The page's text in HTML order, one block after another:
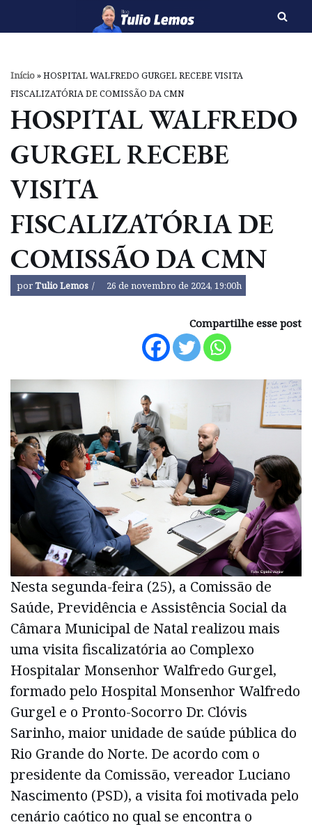
o
conteúdo
Início»HOSPITAL WALFREDO GURGEL RECEBE VISITA
FISCALIZATÓRIA DE COMISSÃO DA CMN
HOSPITAL WALFREDO
GURGEL RECEBE
VISITA
FISCALIZATÓRIA DE
COMISSÃO DA CMN
porTulio Lemos 26 de novembro de 2024, 19:00h
Compartilhe esse post
Nesta segunda-feira (25), a Comissão de
Saúde, Previdência e Assistência Social da
Câmara Municipal de Natal realizou mais
uma visita fiscalizatória ao Complexo
Hospitalar Monsenhor Walfredo Gurgel,
formado pelo Hospital Monsenhor Walfredo
Gurgel e o Pronto-Socorro Dr. Clóvis
Sarinho, maior unidade de saúde pública do
Rio Grande do Norte. De acordo com o
presidente da Comissão, vereador Luciano
Nascimento (PSD), a visita foi motivada pelo
cenário caótico no qual se encontra o